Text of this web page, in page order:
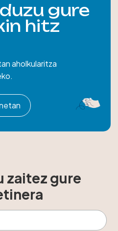
gure
hitz
aholkularitza
zaitez gure